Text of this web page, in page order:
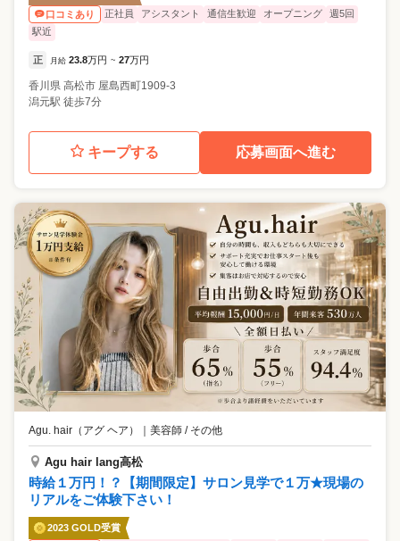
口コミあり
正社員 アシスタント 通信生歓迎 オープニング
週5回
駅近
正 月給 23.8万円 ~ 27万円
香川県 高松市 屋島西町1909-3
潟元駅 徒歩7分
キープする 応募画面へ進む
Agu. hair（アグ ヘア） 美容師 / その他
Agu hair lang高松
時給１万円！？【期間限定】サロン見学で１万★現場の
リアルをご体験下さい！
2023 GOLD受賞